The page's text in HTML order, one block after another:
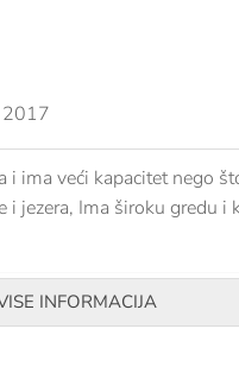
2017
i ima veći kapacitet nego
i jezera, Ima široku gredu i
INFORMACIJA